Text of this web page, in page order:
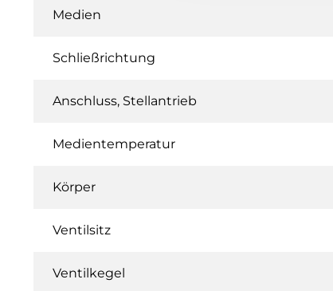
Medien
Schließrichtung
Anschluss, Stellantrieb
Medientemperatur
Körper
Ventilsitz
Ventilkegel